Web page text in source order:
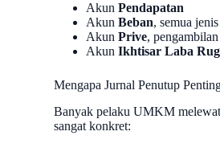
Akun Pendapatan
Akun Beban, semua
Akun Prive,
Akun Ikhtisar Laba
Mengapa Jurnal Penutup
Banyak pelaku UMKM
sangat konkret: